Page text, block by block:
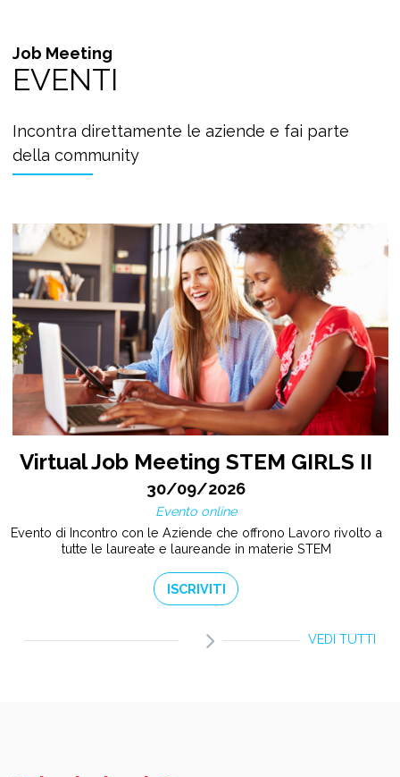
Job Meeting
EVENTI
Incontra direttamente le aziende e fai parte
della community
Virtual Job Meeting STEM GIRLS II
30/09/2026
Evento online
Evento di Incontro con le Aziende che offrono Lavoro rivolto a
tutte le laureate e laureande in materie STEM
ISCRIVITI
VEDI TUTTI